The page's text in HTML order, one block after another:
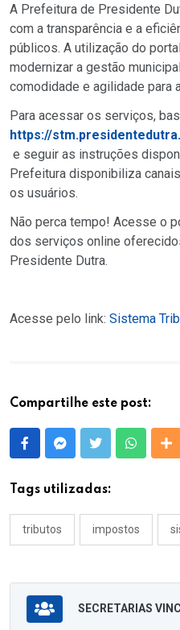
A Prefeitura de Presidente
com a transparência e a
públicos. A utilização do
modernizar a gestão
comodidade e agilidade para
Para acessar os serviços,
https://
e seguir as instruções
Prefeitura disponibiliza
os usuários.
Não perca tempo! Acesse o
dos serviços online
Presidente Dutra.
Acesse pelo link: Sistema
Compartilhe este post:
FacebookMessenger
Twitter
Tags utilizadas:
tributos impostos
SECRETARIAS